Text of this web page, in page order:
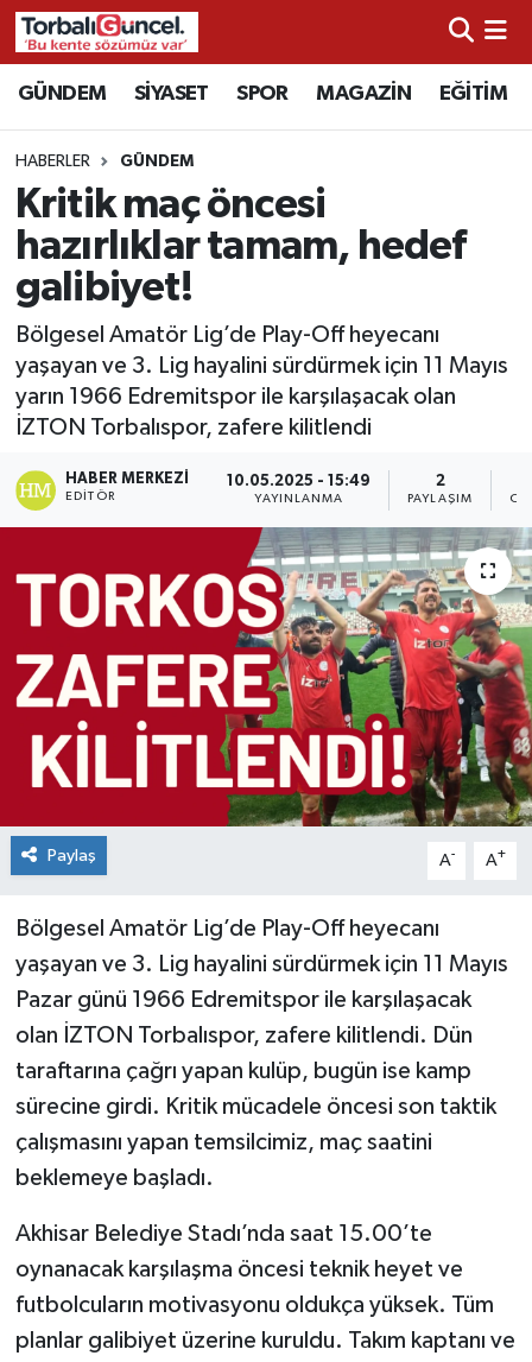
GÜNDEM SİYASET SPOR MAGAZİN EĞİTİM
HABERLER GÜNDEM
Kritik maç öncesi
hazırlıklar tamam, hedef
galibiyet!
Bölgesel Amatör Lig’de Play-Off heyecanı
yaşayan ve 3. Lig hayalini sürdürmek için 11 Mayıs
yarın 1966 Edremitspor ile karşılaşacak olan
İZTON Torbalıspor, zafere kilitlendi
HABER MERKEZI
EDITÖR
10.05.2025 - 15:49
YAYINLANMA
2
PAYLAŞIM
Paylaş A- A+
Bölgesel Amatör Lig’de Play-Off heyecanı
yaşayan ve 3. Lig hayalini sürdürmek için 11 Mayıs
Pazar günü 1966 Edremitspor ile karşılaşacak
olan İZTON Torbalıspor, zafere kilitlendi. Dün
taraftarına çağrı yapan kulüp, bugün ise kamp
sürecine girdi. Kritik mücadele öncesi son taktik
çalışmasını yapan temsilcimiz, maç saatini
beklemeye başladı.
Akhisar Belediye Stadı’nda saat 15.00’te
oynanacak karşılaşma öncesi teknik heyet ve
futbolcuların motivasyonu oldukça yüksek. Tüm
planlar galibiyet üzerine kuruldu. Takım kaptanı ve
İzmir Nöbetçi Eczaneler
İzmir Hava Durumu
İzmir Namaz Vakitleri
İzmir Trafik Yoğunluk Haritası
Süper Lig Puan Durumu ve Fikstür
Tüm Manşetler